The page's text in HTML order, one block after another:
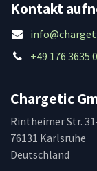
Kontakt
+49 176 3635
Chargetic
Rintheimer Str.
76131 Karlsruhe
Deutschland